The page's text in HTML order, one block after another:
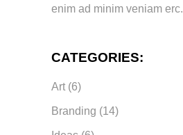
enim ad minim veniam erc.
CATEGORIES:
Art (6)
Branding (14)